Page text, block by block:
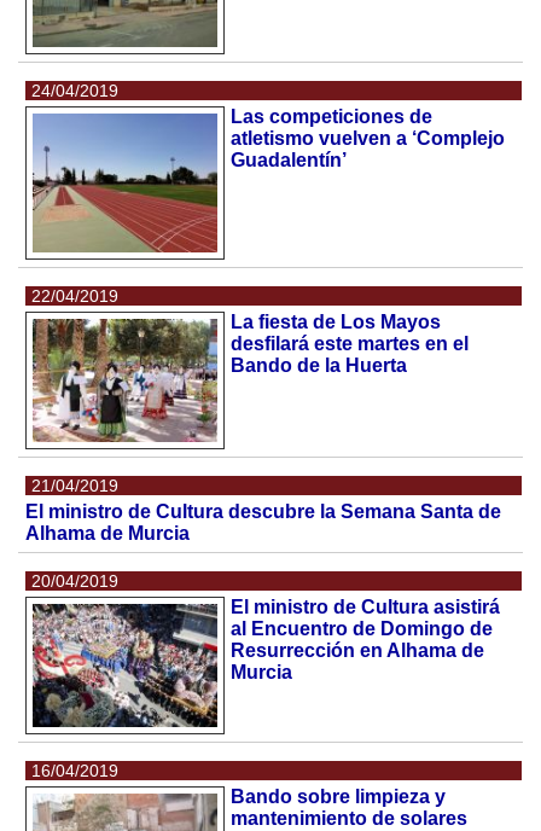
24/04/2019
Las competiciones de
atletismo vuelven a ‘Complejo
Guadalentín’
22/04/2019
La fiesta de Los Mayos
desfilará este martes en el
Bando de la Huerta
21/04/2019
El ministro de Cultura descubre la Semana Santa de
Alhama de Murcia
20/04/2019
El ministro de Cultura asistirá
al Encuentro de Domingo de
Resurrección en Alhama de
Murcia
16/04/2019
Bando sobre limpieza y
mantenimiento de solares